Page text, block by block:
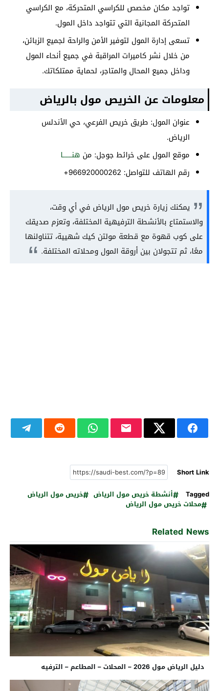
تواجد مكان مخصص للكراسي المتحركة، مع الكراسي
المتحركة المجانية التي تتواجد داخل المول.
تسعى إدارة المول لتوفير الأمن والراحة لجميع الزبائن،
من خلال نشر كاميرات المراقبة في جميع أنحاء المول
وداخل جميع المحال والمتاجر، لحماية ممتلكاتك.
معلومات عن الخريص مول بالرياض
عنوان المول: طريق خريص الفرعي، حي الأندلس
الرياض.
موقع المول على خرائط جوجل: من هنــــــا
رقم الهاتف للتواصل: 966920000262+
يمكنك زيارة خريص مول الرياض في أي وقت،
والاستمتاع بالأنشطة الترفيهية المختلفة، وتعزم صديقك
على كوب قهوة مع قطعة مولتن كيك شهيية، تتناولنها
معًا، ثم تتجولان بين أروقة المول ومحلاته المختلفة.
Short Link
Tagged
أنشطة خريص مول الرياض
خريص مول الرياض
محلات خريص مول الرياض
Related News
دليل الرياض مول 2026 – المحلات – المطاعم – الترفيه